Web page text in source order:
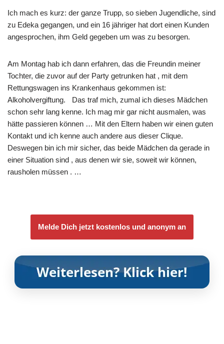
Ich mach es kurz: der ganze Trupp, so sieben Jugendliche, sind
zu Edeka gegangen, und ein 16 jähriger hat dort einen Kunden
angesprochen, ihm Geld gegeben um was zu besorgen.
Am Montag hab ich dann erfahren, das die Freundin meiner
Tochter, die zuvor auf der Party getrunken hat , mit dem
Rettungswagen ins Krankenhaus gekommen ist:
Alkoholvergiftung. Das traf mich, zumal ich dieses Mädchen
schon sehr lang kenne. Ich mag mir gar nicht ausmalen, was
hätte passieren können … Mit den Eltern haben wir einen guten
Kontakt und ich kenne auch andere aus dieser Clique.
Deswegen bin ich mir sicher, das beide Mädchen da gerade in
einer Situation sind , aus denen wir sie, soweit wir können,
rausholen müssen . …
Melde Dich jetzt kostenlos und anonym an